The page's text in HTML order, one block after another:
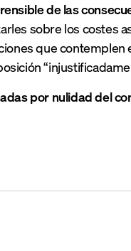
de las
sobre los costes
que
por nulidad del